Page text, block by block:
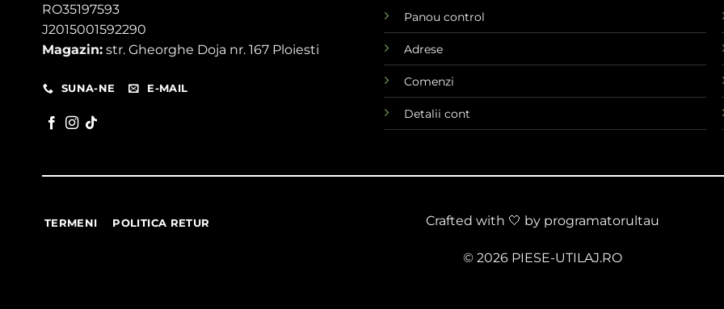
RO35197593
J2015001592290
Magazin: str. Gheorghe Doja nr. 167 Ploiesti
SUNA-NE E-MAIL
Panou control
Adrese
Comenzi
Detalii cont
TERMENI POLITICA RETUR Crafted with 🤍 by programatorultau
© 2026 PIESE-UTILAJ.RO